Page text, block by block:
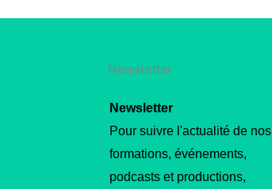
Newsletter
Newsletter
Pour suivre l'actualité de nos
formations, événements,
podcasts et productions,